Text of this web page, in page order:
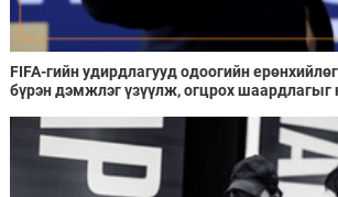
FIFA-гийн удирдлагууд одоогийн
бүрэн дэмжлэг үзүүлж, огцрох шаардлагыг